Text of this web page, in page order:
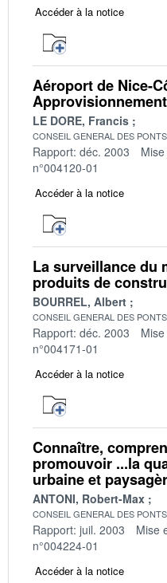
Accéder à la notice
Aéroport de Nice-
LE DORE, Francis
CONSEIL GENERAL DES
Rapport: déc. 2003
n°004120-01
Accéder à la notice
La surveillance du
produits de
BOURREL, Albert
CONSEIL GENERAL DES
Rapport: déc. 2003
n°004171-01
Accéder à la notice
Connaître,
promouvoir ...la
urbaine et
ANTONI, Robert-Max
CONSEIL GENERAL DES
Rapport: juil. 2003 Mise
n°004224-01
Accéder à la notice